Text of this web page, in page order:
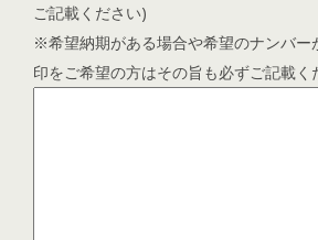
ご記載ください)
※希望納期がある場合や希望のナンバー
印をご希望の方はその旨も必ずご記載く